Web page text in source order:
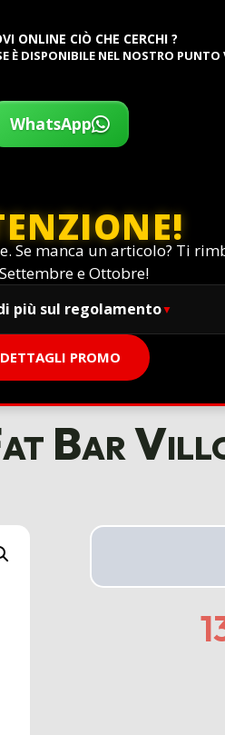
ONLINE CIÒ CHE CERCHI ?
È DISPONIBILE NEL NOSTRO
WhatsApp
Se manca un articolo? Ti
e Ottobre!
più sul regolamento
DETTAGLI PROMO
Bar